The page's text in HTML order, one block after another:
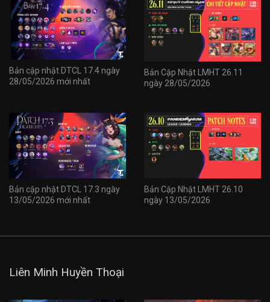
Bản cập nhật DTCL 17.4 ngày
28/05/2026 mới nhất
Bản Cập Nhật LMHT 26.11
ngày 28/05/2026
Bản cập nhật DTCL 17.3 ngày
13/05/2026 mới nhất
Bản Cập Nhật LMHT 26.10
ngày 13/05/2026
Liên Minh Huyền Thoại